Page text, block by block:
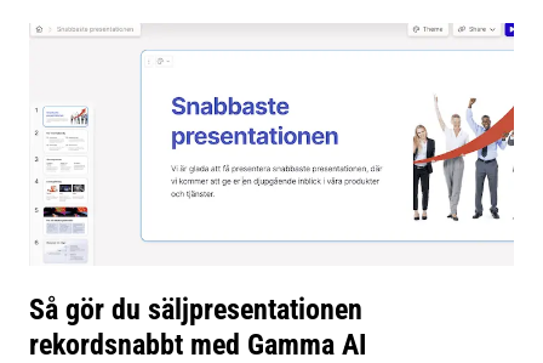
Så gör du säljpresentationen
rekordsnabbt med Gamma AI